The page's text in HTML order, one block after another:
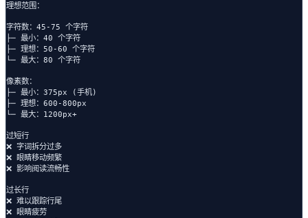
理想范围：
字符数：45-75 个字符
├─ 最小：40 个字符
├─ 理想：50-60 个字符
└─ 最大：80 个字符
像素数：
├─ 最小：375px (手机)
├─ 理想：600-800px
└─ 最大：1200px+
过短行
❌ 字词拆分过多
❌ 眼睛移动频繁
❌ 影响阅读流畅性
过长行
❌ 难以跟踪行尾
❌ 眼睛疲劳